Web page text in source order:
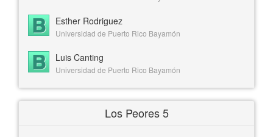
Esther Rodriguez
Universidad de Puerto Rico Bayamón
Luis Canting
Universidad de Puerto Rico Bayamón
Los Peores 5